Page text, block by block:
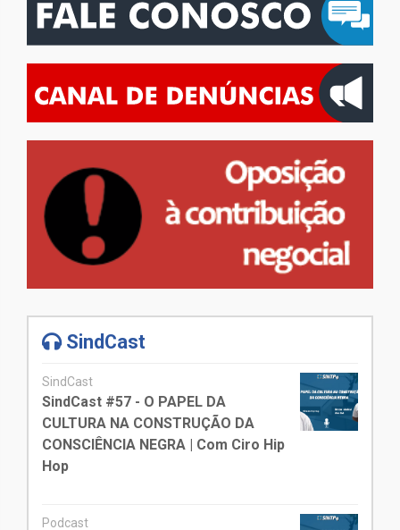
SindCast
SindCast
SindCast #57 - O PAPEL DA
CULTURA NA CONSTRUÇÃO DA
CONSCIÊNCIA NEGRA | Com Ciro Hip
Hop
Podcast